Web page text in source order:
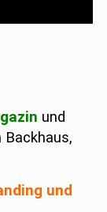
und
und